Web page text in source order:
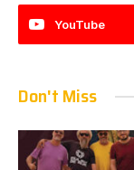
YouTube
Don't Miss